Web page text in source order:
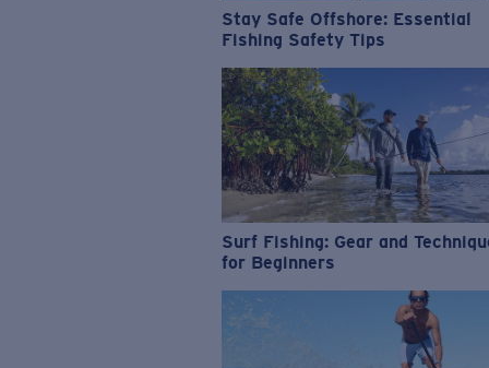
Stay Safe Offshore: Essential
Fishing Safety Tips
Surf Fishing: Gear and
for Beginners